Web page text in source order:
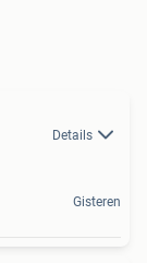
Details
Gisteren